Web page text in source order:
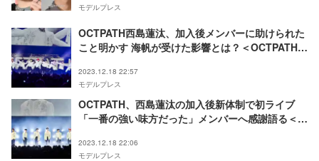
モデルプレス
OCTPATH西島蓮汰、加入後メンバーに助けられた
こと明かす 海帆が受けた影響とは？＜OCTPATH
2023.12.18 22:57
モデルプレス
OCTPATH、西島蓮汰の加入後新体制で初ライブ
「一番の強い味方だった」メンバーへ感謝語る＜
スト＞
2023.12.18 22:06
モデルプレス